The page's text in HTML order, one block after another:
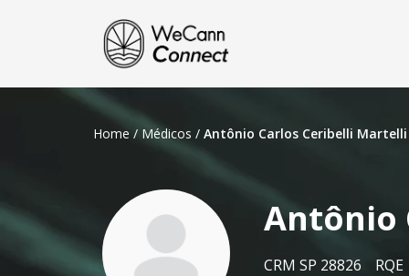
Home / Médicos / Antônio Carlos Ceribelli Martelli
Antônio
CRM SP 28826